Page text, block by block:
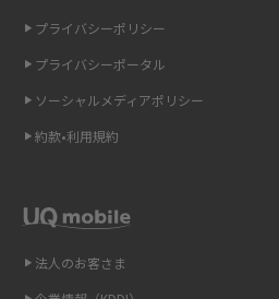
ギガバイト（GB）とは？1GBの目安やギ
Wi-Fi 6とは？Wi-Fi 5との違いやメリットと
Wi-Fiを自宅に設置する方法は？必要なこと
光ファイバーとは？仕組みやメリット・デ
法人のお客さま
プライバシーポリシー
プライバシーポータル
ソーシャルメディアポリシー
約款•利用規約